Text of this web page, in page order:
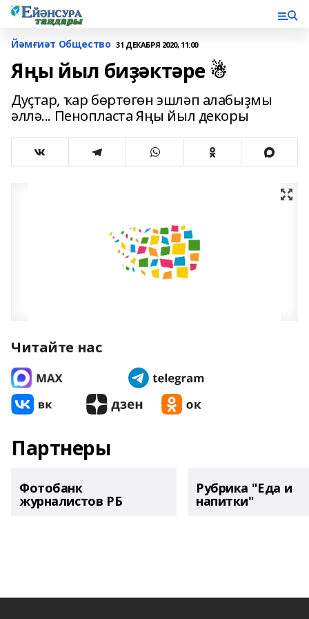
Йәмғиәт Общество 31 ДЕКАБРЯ 2020, 11:00
Яңы йыл биҙәктәре ☃
Дуҫтар, ҡар бөртөгөн эшләп алабыҙмы
әллә... Пенопласта Яңы йыл декоры
Читайте нас
Партнеры
Фотобанк
журналистов РБ
Рубрика "Еда и
напитки"